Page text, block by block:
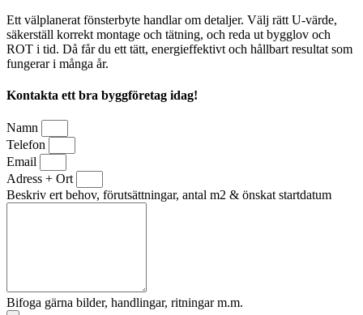
Ett välplanerat fönsterbyte handlar om detaljer. Välj rätt U‑värde,
säkerställ korrekt montage och tätning, och reda ut bygglov och
ROT i tid. Då får du ett tätt, energieffektivt och hållbart resultat som
fungerar i många år.
Kontakta ett bra byggföretag idag!
Namn
Telefon
Email
Adress + Ort
Beskriv ert behov, förutsättningar, antal m2 & önskat startdatum
Bifoga gärna bilder, handlingar, ritningar m.m.